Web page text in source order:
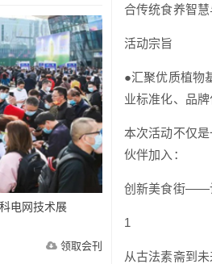
合传统食养智慧
活动宗旨
●汇聚优质植物
业标准化、品牌
本次活动不仅
伙伴加入：
创新美食街——
1
从古法素斋到
电网技术展
领取会刊